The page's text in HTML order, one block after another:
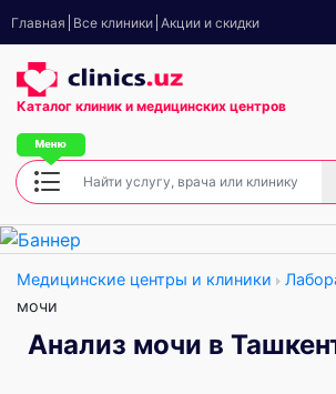
Главная Все клиники Акции и скидки
Каталог клиник и медицинских центров
Медицинские центры и клиники
мочи
Анализ мочи в